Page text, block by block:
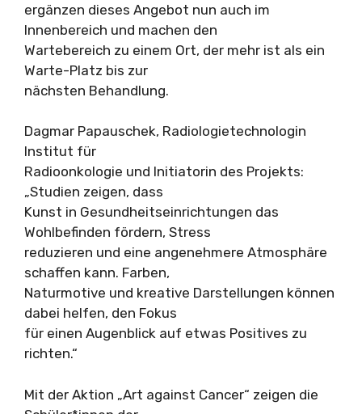
ergänzen dieses Angebot nun auch im
Innenbereich und machen den
Wartebereich zu einem Ort, der mehr ist als ein
Warte-Platz bis zur
nächsten Behandlung.
Dagmar Papauschek, Radiologietechnologin
Institut für
Radioonkologie und Initiatorin des Projekts:
„Studien zeigen, dass
Kunst in Gesundheitseinrichtungen das
Wohlbefinden fördern, Stress
reduzieren und eine angenehmere Atmosphäre
schaffen kann. Farben,
Naturmotive und kreative Darstellungen können
dabei helfen, den Fokus
für einen Augenblick auf etwas Positives zu
richten.“
Mit der Aktion „Art against Cancer“ zeigen die